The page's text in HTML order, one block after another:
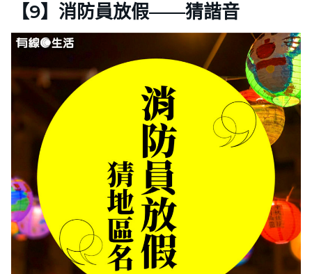
【9】消防員放假——猜諧音